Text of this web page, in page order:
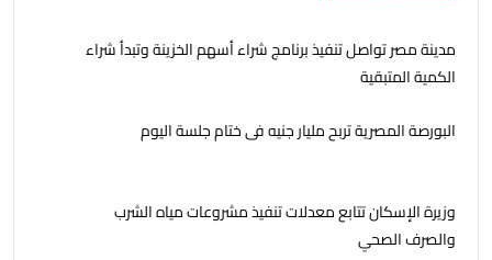
مدينة مصر تواصل تنفيذ برنامج شراء أسهم الخزينة وتبدأ شراء
الكمية المتبقية
البورصة المصرية تربح مليار جنيه فى ختام جلسة اليوم
وزيرة الإسكان تتابع معدلات تنفيذ مشروعات مياه الشرب
والصرف الصحي